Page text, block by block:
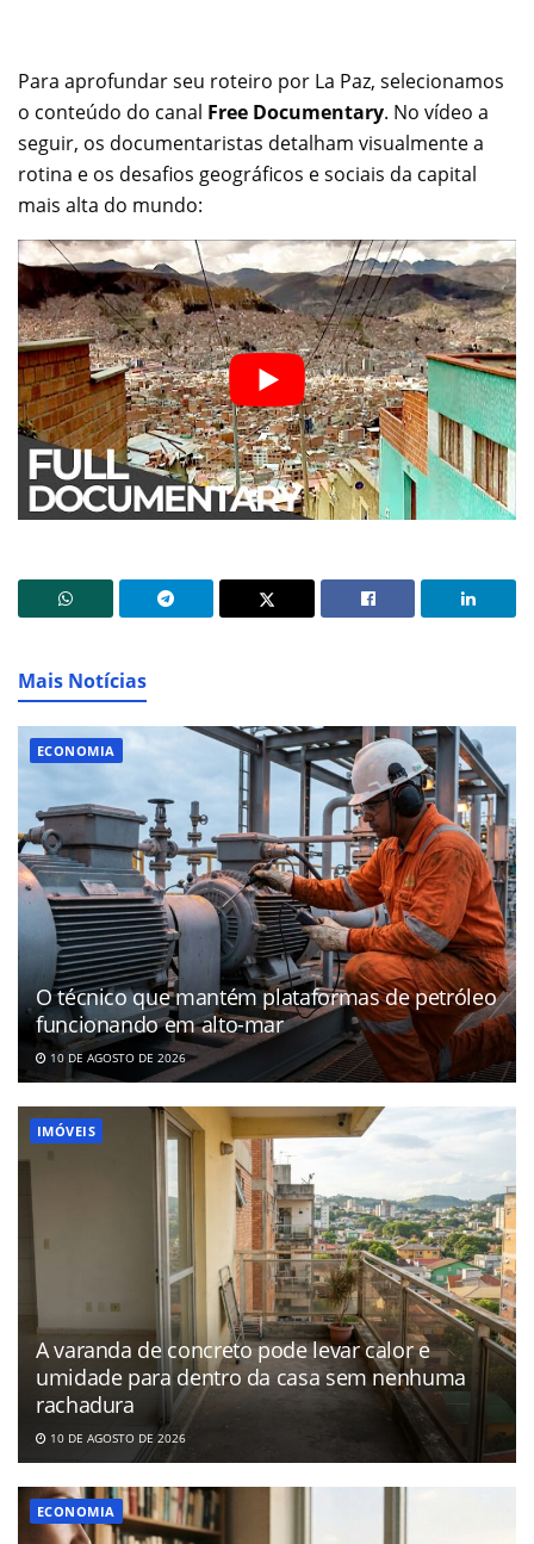
Para aprofundar seu roteiro por La Paz, selecionamos
o conteúdo do canal Free Documentary. No vídeo a
seguir, os documentaristas detalham visualmente a
rotina e os desafios geográficos e sociais da capital
mais alta do mundo:
Mais Notícias
ECONOMIA
O técnico que mantém plataformas de petróleo
funcionando em alto-mar
10 DE AGOSTO DE 2026
IMÓVEIS
A varanda de concreto pode levar calor e
umidade para dentro da casa sem nenhuma
rachadura
10 DE AGOSTO DE 2026
ECONOMIA